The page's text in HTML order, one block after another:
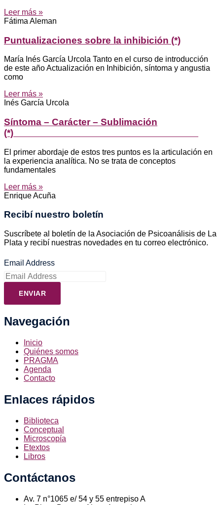
Leer más »
Fátima Aleman
Puntualizaciones sobre la inhibición (*)
María Inés García Urcola Tanto en el curso de introducción
de este año Actualización en Inhibición, síntoma y angustia
como
Leer más »
Inés García Urcola
Síntoma – Carácter – Sublimación
(*)
El primer abordaje de estos tres puntos es la articulación en
la experiencia analítica. No se trata de conceptos
fundamentales
Leer más »
Enrique Acuña
Recibí nuestro boletín
Suscríbete al boletín de la Asociación de Psicoanálisis de La
Plata y recibí nuestras novedades en tu correo electrónico.
Email Address
ENVIAR
Navegación
Inicio
Quiénes somos
PRAGMA
Agenda
Contacto
Enlaces rápidos
Biblioteca
Conceptual
Microscopía
Etextos
Libros
Contáctanos
Av. 7 n°1065 e/ 54 y 55 entrepiso A